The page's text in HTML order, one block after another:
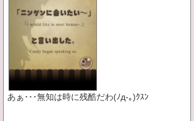
あぁ･･･無知は時に残酷だわ(ﾉд-｡)ｸｽﾝ